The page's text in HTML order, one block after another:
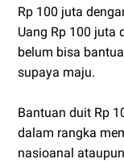
Rp 100 juta
Uang Rp 100 juta
belum bisa
supaya maju.
Bantuan duit Rp
dalam rangka
nasioanal